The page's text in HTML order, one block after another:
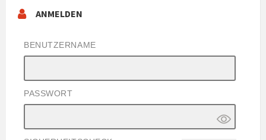
ANMELDEN
BENUTZERNAME
PASSWORT